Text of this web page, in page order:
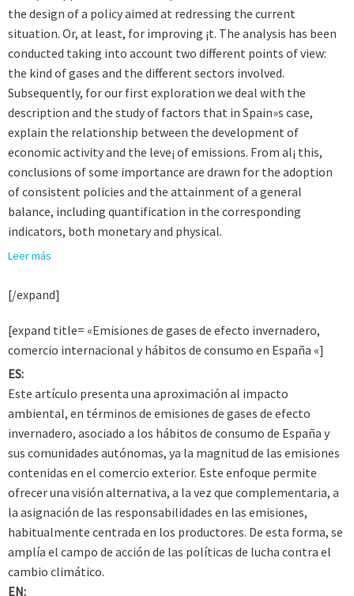
the design of a policy aimed at redressing the current
situation. Or, at least, for improving ¡t. The analysis has been
conducted taking into account two different points of view:
the kind of gases and the different sectors involved.
Subsequently, for our first exploration we deal with the
description and the study of factors that in Spain»s case,
explain the relationship between the development of
economic activity and the leve¡ of emissions. From al¡ this,
conclusions of some importance are drawn for the adoption
of consistent policies and the attainment of a general
balance, including quantification in the corresponding
indicators, both monetary and physical.
Leer más
[/expand]
[expand title= «Emisiones de gases de efecto invernadero,
comercio internacional y hábitos de consumo en España «]
ES:
Este artículo presenta una aproximación al impacto
ambiental, en términos de emisiones de gases de efecto
invernadero, asociado a los hábitos de consumo de España y
sus comunidades autónomas, ya la magnitud de las emisiones
contenidas en el comercio exterior. Este enfoque permite
ofrecer una visión alternativa, a la vez que complementaria, a
la asignación de las responsabilidades en las emisiones,
habitualmente centrada en los productores. De esta forma, se
amplía el campo de acción de las políticas de lucha contra el
cambio climático.
EN: